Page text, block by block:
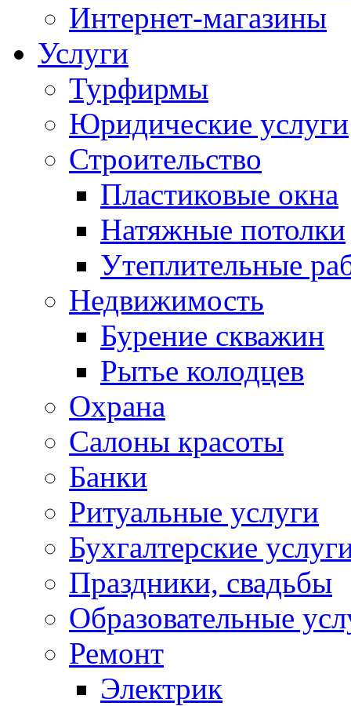
Интернет-магазины
Услуги
Турфирмы
Юридические услуги
Строительство
Пластиковые окна
Натяжные потолки
Утеплительные
Недвижимость
Бурение скважин
Рытье колодцев
Охрана
Салоны красоты
Банки
Ритуальные услуги
Бухгалтерские
Праздники, свадьбы
Образовательные
Ремонт
Электрик